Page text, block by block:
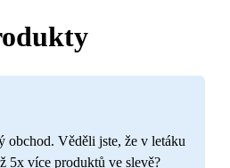
obchod. Věděli jste, že v letáku
5x více produktů ve slevě?